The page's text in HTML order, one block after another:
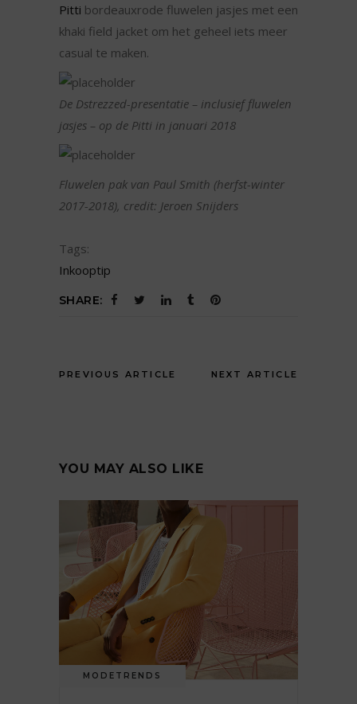
Pitti bordeauxrode fluwelen jasjes met een
khaki field jacket om het geheel iets meer
casual te maken.
De Dstrezzed-presentatie – inclusief fluwelen
jasjes – op de Pitti in januari 2018
Fluwelen pak van Paul Smith (herfst-winter
2017-2018), credit: Jeroen Snijders
Tags:
Inkooptip
SHARE:
PREVIOUS ARTICLE NEXT ARTICLE
YOU MAY ALSO LIKE
MODETRENDS